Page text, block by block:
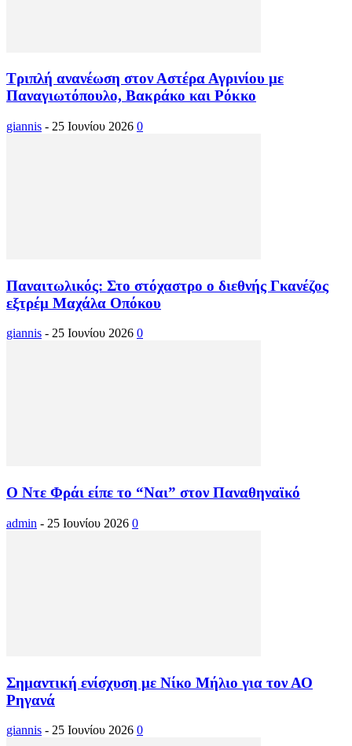
Τριπλή ανανέωση στον Αστέρα Αγρινίου με
Παναγιωτόπουλο, Βακράκο και Ρόκκο
giannis - 25 Ιουνίου 2026 0
Παναιτωλικός: Στο στόχαστρο ο διεθνής Γκανέζος
εξτρέμ Μαχάλα Οπόκου
giannis - 25 Ιουνίου 2026 0
Ο Ντε Φράι είπε το “Nαι” στον Παναθηναϊκό
admin - 25 Ιουνίου 2026 0
Σημαντική ενίσχυση με Νίκο Μήλιο για τον ΑΟ
Ρηγανά
giannis - 25 Ιουνίου 2026 0